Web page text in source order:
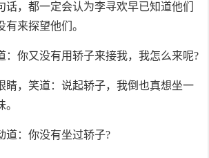
话，都一定会认为李寻欢早已知道他们
来探望他们。
：你又没有用轿子来接我，我怎么来呢?
睛，笑道：说起轿子，我倒也真想坐一
道：你没有坐过轿子?